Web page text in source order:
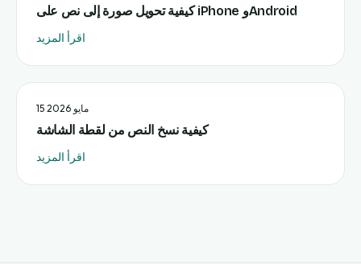
كيفية تحويل صورة إلى نص على iPhone وAndroid
اقرأ المزيد
15 مايو 2026
كيفية نسخ النص من لقطة الشاشة
اقرأ المزيد